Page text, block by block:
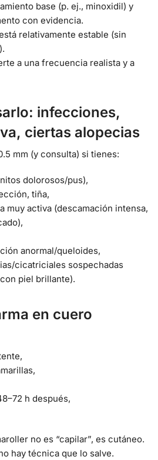
base (p. ej., minoxidil) y
con evidencia.
relativamente estable (sin
a una frecuencia realista y a
infecciones,
ciertas alopecias
mm (y consulta) si tienes:
dolorosos/pus),
tiña,
muy activa (descamación intensa,
anormal/queloides,
cicatriciales sospechadas
piel brillante).
en cuero
h después,
no es “capilar”, es cutáneo.
hay técnica que lo salve.